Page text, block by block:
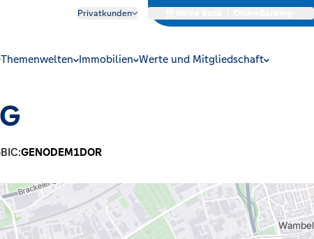
Privatkunden
Themenwelten Immobilien Werte und Mitgliedschaft
BIC:GENODEM1DOR